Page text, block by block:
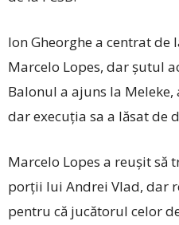
Ion Gheorghe a centrat
Marcelo Lopes, dar șutul
Balonul a ajuns la
dar execuția sa a lăsat de
Marcelo Lopes a reușit
porții lui Andrei Vlad, dar
pentru că jucătorul celor